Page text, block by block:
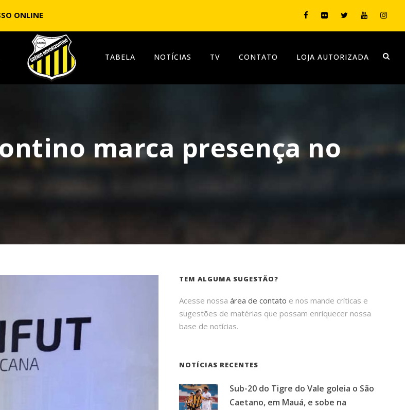
ONLINE
TABELA NOTÍCIAS TV CONTATO LOJA AUTORIZADA
marca presença no
TEM ALGUMA SUGESTÃO?
Acesse nossaárea de contato e nos mande críticas e
sugestões de matérias que possam enriquecer nossa
base de notícias.
NOTÍCIAS RECENTES
Sub-20 do Tigre do Vale goleia o São
Caetano, em Mauá, e sobe na